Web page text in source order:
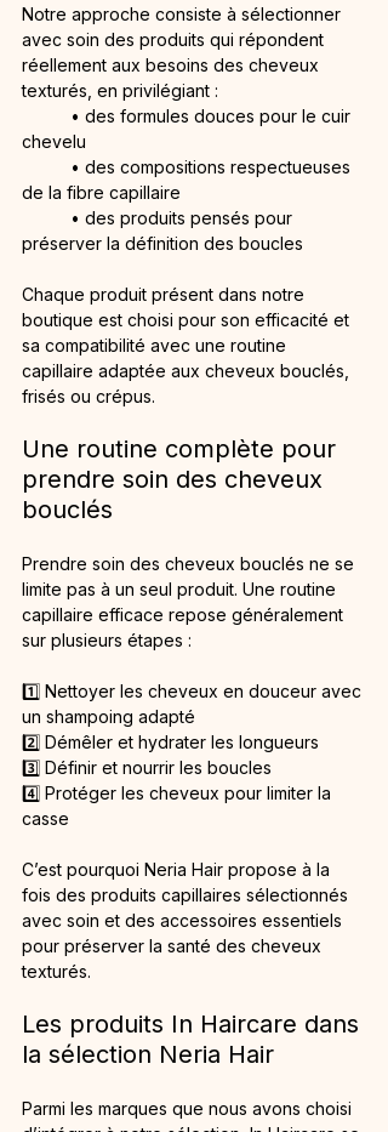
Notre approche consiste à sélectionner
avec soin des produits qui répondent
réellement aux besoins des cheveux
texturés, en privilégiant :
chevelu
de la fibre capillaire
préserver la définition des boucles
Chaque produit présent dans notre
boutique est choisi pour son efficacité et
sa compatibilité avec une routine
capillaire adaptée aux cheveux bouclés,
frisés ou crépus.
Une routine complète pour
prendre soin des cheveux
bouclés
Prendre soin des cheveux bouclés ne se
limite pas à un seul produit. Une routine
capillaire efficace repose généralement
sur plusieurs étapes :
1️⃣ Nettoyer les cheveux en douceur avec
un shampoing adapté
2️⃣ Démêler et hydrater les longueurs
3️⃣ Définir et nourrir les boucles
4️⃣ Protéger les cheveux pour limiter la
casse
C’est pourquoi Neria Hair propose à la
fois des produits capillaires sélectionnés
avec soin et des accessoires essentiels
pour préserver la santé des cheveux
texturés.
Les produits In Haircare dans
la sélection Neria Hair
Parmi les marques que nous avons choisi